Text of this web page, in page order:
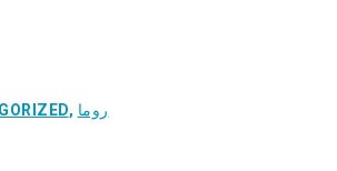
, روما